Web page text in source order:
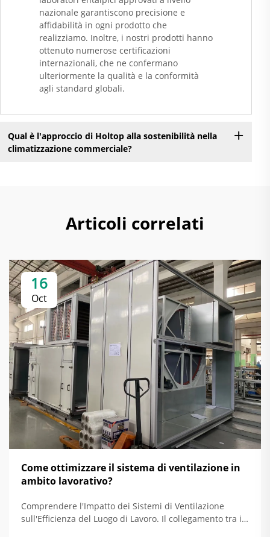
nazionale garantiscono precisione e
affidabilità in ogni prodotto che
realizziamo. Inoltre, i nostri prodotti hanno
ottenuto numerose certificazioni
internazionali, che ne confermano
ulteriormente la qualità e la conformità
agli standard globali.
Qual è l'approccio di Holtop alla sostenibilità nella
climatizzazione commerciale?
Articoli correlati
16
Oct
Come ottimizzare il sistema di ventilazione in
ambito lavorativo?
Comprendere l'Impatto dei Sistemi di Ventilazione
sull'Efficienza del Luogo di Lavoro. Il collegamento tra il